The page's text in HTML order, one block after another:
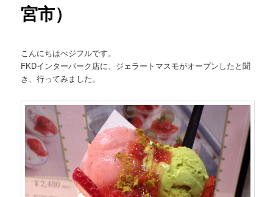
宮市）
こんにちはべジフルです。
FKDインターパーク店に、ジェラートマスモがオープンしたと聞
き、行ってみました。